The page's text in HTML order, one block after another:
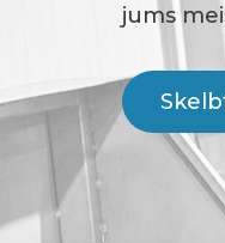
jums